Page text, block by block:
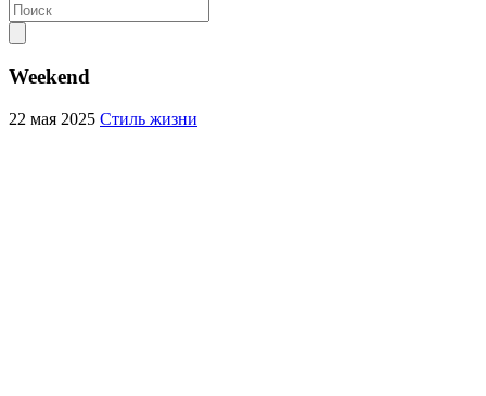
Weekend
22 мая 2025 Стиль жизни